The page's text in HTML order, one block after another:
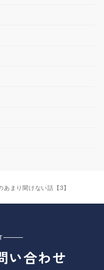
あまり聞けない話【3】
い合わせ